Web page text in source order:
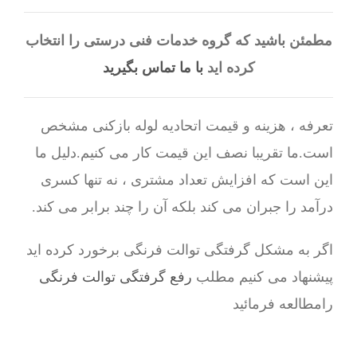
مطمئن باشید که گروه خدمات فنی درستی را انتخاب
کرده ایدبا ما تماس بگیرید
تعرفه ، هزینه و قیمت اتحادیه لوله بازکنی مشخص
است.ما تقریبا نصف این قیمت کار می کنیم.دلیل ما
این است که افزایش تعداد مشتری ، نه تنها کسری
درآمد را جبران می کند بلکه آن را چند برابر می کند.
اگر به مشکل گرفتگی توالت فرنگی برخورد کرده اید
پیشنهاد می کنیم مطلب رفع گرفتگی توالت فرنگی
رامطالعه فرمائید